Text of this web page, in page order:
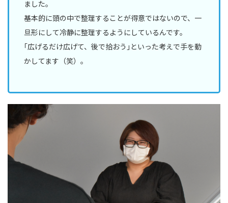
ました。
基本的に頭の中で整理することが得意ではないので、一
旦形にして冷静に整理するようにしているんです。
｢広げるだけ広げて、後で拾おう｣といった考えで手を動
かしてます（笑）。